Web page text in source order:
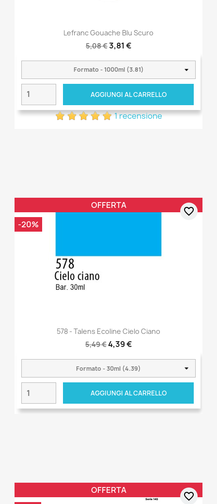
Lefranc Gouache Blu Scuro
5,08 €3,81 €
AGGIUNGI AL CARRELLO
1 recensione
578 - Talens Ecoline Cielo Ciano
5,49 €4,39 €
AGGIUNGI AL CARRELLO
OFFERTA
-20%
favorite_border
OFFERTA
favorite_border